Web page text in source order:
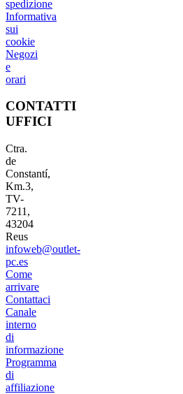
spedizione
Informativa
sui
cookie
Negozi
e
orari
CONTATTI
UFFICI
Ctra.
de
Constantí,
Km.3,
TV-
7211,
43204
Reus
infoweb@outlet-
pc.es
Come
arrivare
Contattaci
Canale
interno
di
informazione
Programma
di
affiliazione